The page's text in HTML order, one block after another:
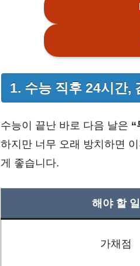
1. 수능 직후 24시간,
수능이 끝난 바로 다음 날은 “
하지만 너무 오래 방치하면
게 좋습니다.
해야 할 일
가채점